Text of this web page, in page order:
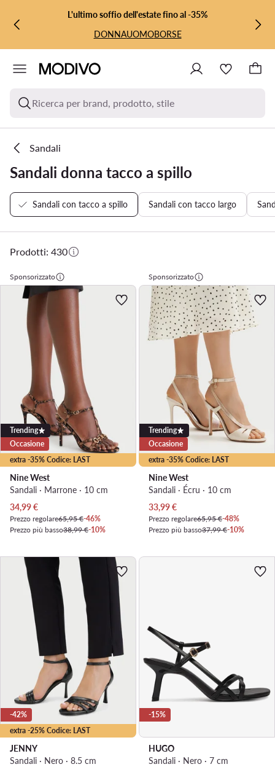
VAI AL CONTENUTO PRINCIPALE
VAI ALLA RICERCAL'ultimo soffio dell'estate fino al -35%
DONNAUOMOBORSE
Ricerca per brand, prodotto, stile
Sandali
Sandali donna tacco a spillo
Sandali con tacco a spillo Sandali con tacco largo
Prodotti: 430
Sponsorizzato
extra -35% Codice: LAST
Trending
Occasione
Nine West
Sandali · Marrone · 10 cm
Prezzo attuale
34,99€
Prezzo regolare65,95 €-46%
Prezzo più basso38,99 €-10%
Sponsorizzato
extra -35% Codice: LAST
Trending
Occasione
Nine West
Sandali · Écru · 10 cm
Prezzo attuale
33,99€
Prezzo regolare65,95 €-48%
Prezzo più basso37,99 €-10%
extra -25% Codice: LAST
-42%
JENNY
Sandali · Nero · 8.5 cm
-15%
HUGO
Sandali · Nero · 7 cm